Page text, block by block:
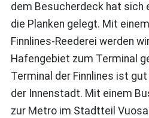
dem Besucherdeck hat sich
die Planken gelegt. Mit
Finnlines-Reederei werden
Hafengebiet zum Terminal
Terminal der Finnlines ist
der Innenstadt. Mit einem
zur Metro im Stadtteil